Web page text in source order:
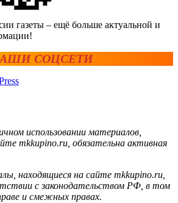
газеты – ещё больше актуальной и
СОЦСЕТИ
использовании материалов,
mkkupino.ru, обязательна активная
находящиеся на сайте mkkupino.ru,
с законодательством РФ, в том
и смежных правах.